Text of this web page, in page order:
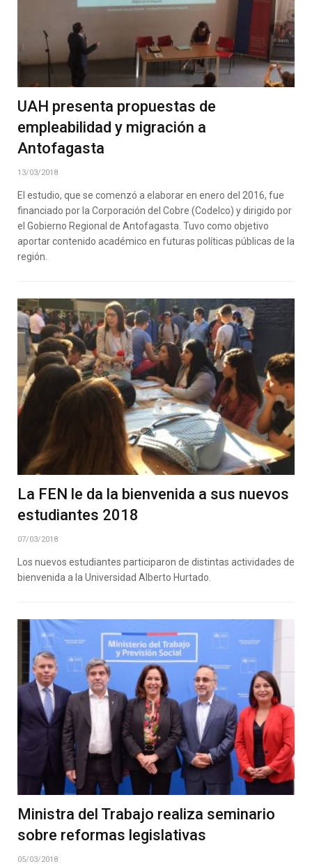
UAH presenta propuestas de
empleabilidad y migración a
Antofagasta
13/03/2018
El estudio, que se comenzó a elaborar en enero del 2016, fue
financiado por la Corporación del Cobre (Codelco) y dirigido por
el Gobierno Regional de Antofagasta. Tuvo como objetivo
aportar contenido académico en futuras políticas públicas de la
región.
La FEN le da la bienvenida a sus nuevos
estudiantes 2018
07/03/2018
Los nuevos estudiantes participaron de distintas actividades de
bienvenida a la Universidad Alberto Hurtado.
Ministra del Trabajo realiza seminario
sobre reformas legislativas
05/03/2018